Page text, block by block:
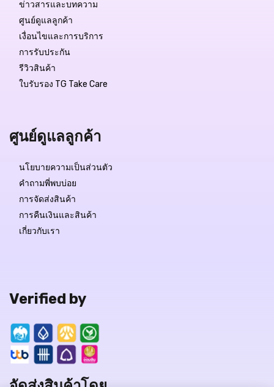
สถานะสินค้า:มีสินค้า
ข่าวสารและบทความ
ศูนย์ดูแลลูกค้า
เงื่อนไขและการบริการ
การรับประกัน
รีวิวสินค้า
ใบรับรอง TG Take Care
ศูนย์ดูแลลูกค้า
นโยบายความเป็นส่วนตัว
คำถามพี่พบบ่อย
การจัดส่งสินค้า
การคืนเงินและสินค้า
เกี่ยวกับเรา
Verified by